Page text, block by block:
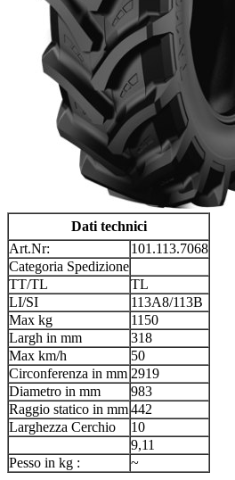
Dati technici
Art.Nr:
101.113.7068
Categoria Spedizione
TT/TL
TL
LI/SI
113A8/113B
Max kg
1150
Largh in mm
318
Max km/h
50
Circonferenza in mm 2919
Diametro in mm
983
Raggio statico in mm442
Larghezza Cerchio
10
9,11
Pesso in kg :
~